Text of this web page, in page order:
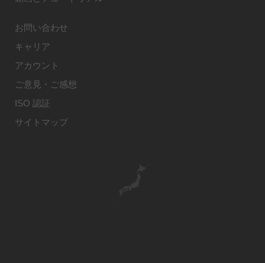
お問い合わせ
キャリア
アカウント
ご意見・ご感想
ISO 認証
サイトマップ